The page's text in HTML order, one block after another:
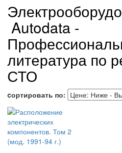
Autodata -
литература по
СТО
cортировать по: